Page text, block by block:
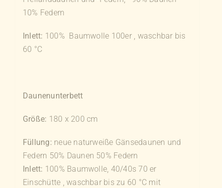
10% Federn
Inlett: 100% Baumwolle 100er , waschbar bis
60 °C
Daunenunterbett
Größe: 180 x 200 cm
Füllung: neue naturweiße Gänsedaunen und
Federn 50% Daunen 50% Federn
Inlett: 100% Baumwolle, 40/40s 70 er
Einschütte , waschbar bis zu 60 °C mit